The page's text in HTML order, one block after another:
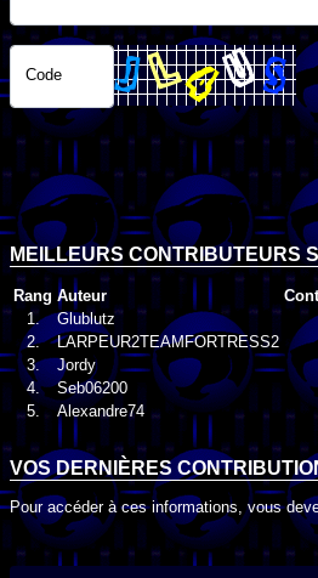
Code
MEILLEURS CONTRIBUTEURS
Rang Auteur
1.
Glublutz
2.
LARPEUR2TEAMFORTRESS2
3.
Jordy
4.
Seb06200
5.
Alexandre74
VOS DERNIÈRES
Pour accéder à ces informations, vous